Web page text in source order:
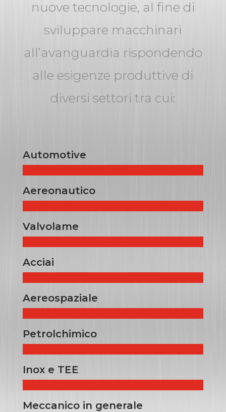
nuove tecnologie, al fine di
sviluppare macchinari
all’avanguardia rispondendo
alle esigenze produttive di
diversi settori tra cui:
Automotive
Aereonautico
Valvolame
Acciai
Aereospaziale
Petrolchimico
Inox e TEE
Meccanico in generale